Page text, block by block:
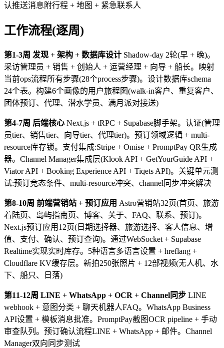
认推送消息附行程 + 地图 + 紧急联系人
工作流程(逐周)
第1-3周 发现 + 架构 + 数据库设计 Shadow-day 2轮(早 + 晚)。
采访管理员 + 销售 + 创始人 + 运营经理 + 向导 + 船长。映射
当前ops流程所有步骤(28个process步骤)。设计数据库schema
24个表。构建6个画像的用户旅程图(walk-in客户、重复客户、
团体预订、代理、潜水学员、满月派对接送)
第4-7周 后端核心 Next.js + tRPC + Supabase脚手架。认证(管理
员tier、销售tier、向导tier、代理tier)。预订领域逻辑 + multi-
resource库存锁。支付集成:Stripe + Omise + PromptPay QR生成
器。Channel Manager集成层(Klook API + GetYourGuide API +
Viator API + Booking Experience API + Tiqets API)。关键单元测
试:预订竞态条件、multi-resource冲突、channel同步冲突解决
第8-10周 前端营销站 + 预订应用 Astro营销站32页(首页、旅游
着陆页、岛屿指南页、博客、关于、FAQ、联系、预订)。
Next.js预订应用12页(日期选择器、旅游选择、客人信息、增
值、支付、确认、预订查询)。通过WebSocket + Supabase
Realtime实现实时库存。5种语言多语言设置 + hreflang +
Cloudflare KV缓存层。新拍250张照片 + 12部视频(无人机、水
下、船只、日落)
第11-12周 LINE + WhatsApp + OCR + Channel同步 LINE
webhook + 意图分类 + 聊天机器人FAQ。WhatsApp Business
API设置 + 模板消息批准。PromptPay截图OCR pipeline + 手动
审查队列。预订确认流程LINE + WhatsApp + 邮件。Channel
Manager双向同步测试